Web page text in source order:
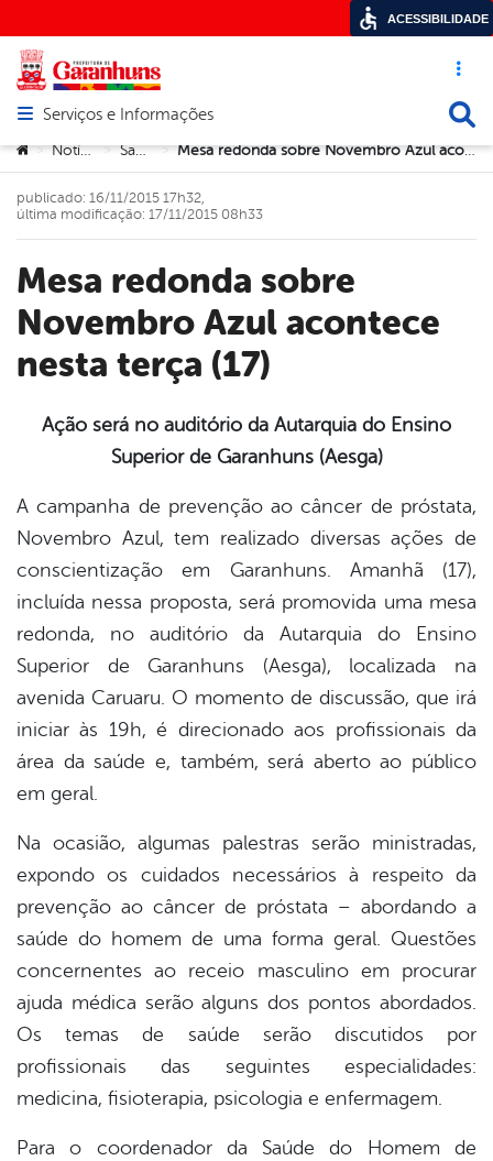
Acesso
Abrir menu principal de navegação
Serviços e Informações
Você está aqui:
> Notícias > Saúde > Mesa redonda sobre Novembro Azul acontece nesta terça (17)
Mesa redonda sobre
Novembro Azul acontece
nesta terça (17)
publicado: 16/11/2015 17h32,
última modificação: 17/11/2015 08h33
Ação será no auditório da Autarquia do Ensino
Superior de Garanhuns (Aesga)
A campanha de prevenção ao câncer de próstata,
Novembro Azul, tem realizado diversas ações de
conscientização em Garanhuns. Amanhã (17),
incluída nessa proposta, será promovida uma mesa
redonda, no auditório da Autarquia do Ensino
Superior de Garanhuns (Aesga), localizada na
avenida Caruaru. O momento de discussão, que irá
iniciar às 19h, é direcionado aos profissionais da
área da saúde e, também, será aberto ao público
em geral.
Na ocasião, algumas palestras serão ministradas,
expondo os cuidados necessários à respeito da
prevenção ao câncer de próstata – abordando a
saúde do homem de uma forma geral. Questões
concernentes ao receio masculino em procurar
ajuda médica serão alguns dos pontos abordados.
Os temas de saúde serão discutidos por
profissionais das seguintes especialidades:
medicina, fisioterapia, psicologia e enfermagem.
Para o coordenador da Saúde do Homem de
ACESSIBILIDADE